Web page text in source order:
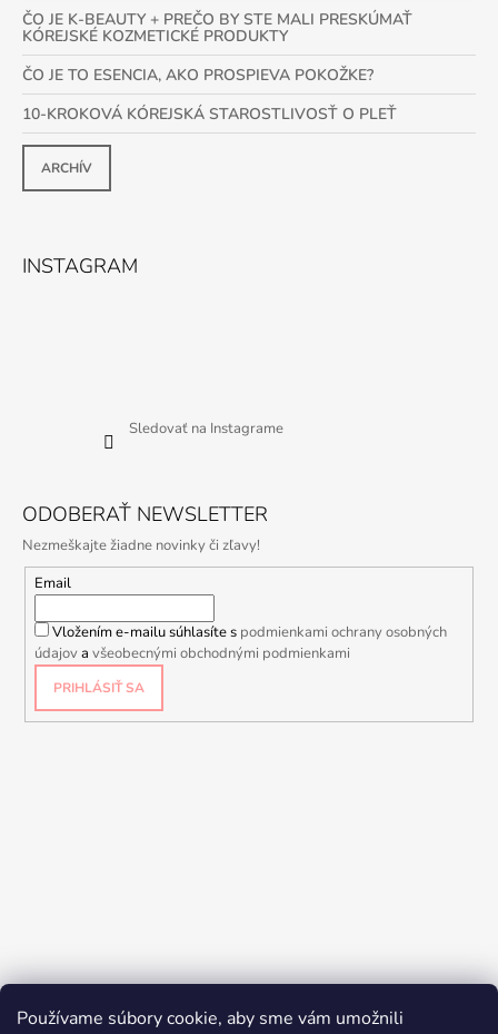
Používame súbory cookie, aby sme vám umožnili
ČO JE K-BEAUTY + PREČO BY STE MALI PRESKÚMAŤ
KÓREJSKÉ KOZMETICKÉ PRODUKTY
ČO JE TO ESENCIA, AKO PROSPIEVA POKOŽKE?
10-KROKOVÁ KÓREJSKÁ STAROSTLIVOSŤ O PLEŤ
ARCHÍV
INSTAGRAM
Sledovať na Instagrame
ODOBERAŤ NEWSLETTER
Nezmeškajte žiadne novinky či zľavy!
Email
Vložením e-mailu súhlasíte s podmienkami ochrany osobných
údajovavšeobecnými obchodnými podmienkami
PRIHLÁSIŤ SA